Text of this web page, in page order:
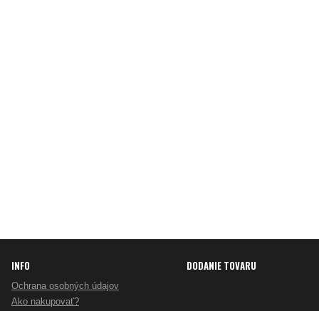
INFO DODANIE TOVARU
Ochrana osobných údajov
Ako nakupovať?